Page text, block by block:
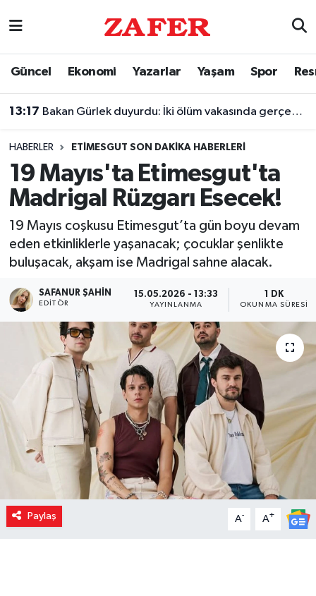
Güncel Ekonomi Yazarlar Yaşam Spor
13:17 Bakan Gürlek duyurdu: İki ölüm vakasında gerçek ortaya çıkarıldı
HABERLER ETIMESGUT SON DAKIKA HABERLERI
19 Mayıs'ta Etimesgut'ta
Madrigal Rüzgarı Esecek!
19 Mayıs coşkusu Etimesgut’ta gün boyu devam
eden etkinliklerle yaşanacak; çocuklar şenlikte
buluşacak, akşam ise Madrigal sahne alacak.
SAFANUR ŞAHIN
EDITÖR
15.05.2026 - 13:33
YAYINLANMA
1 DK
OKUNMA SÜRESI
Paylaş A- A+
Nöbetçi Eczaneler
Trafik Durumu
Süper Lig Puan Durumu ve Fikstür
Tüm Manşetler
Son Dakika Haberleri
Haber Arşivi